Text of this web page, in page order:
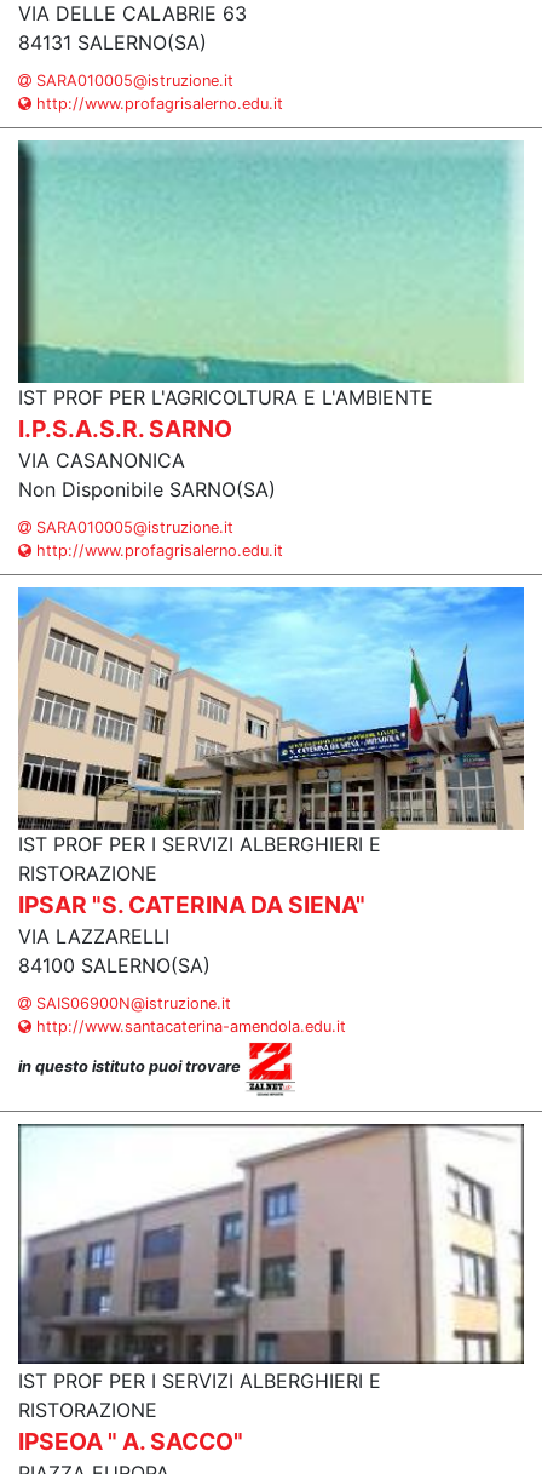
VIA DELLE CALABRIE 63
84131 SALERNO(SA)
SARA010005@istruzione.it
http://www.profagrisalerno.edu.it
IST PROF PER L'AGRICOLTURA E L'AMBIENTE
I.P.S.A.S.R. SARNO
VIA CASANONICA
Non Disponibile SARNO(SA)
SARA010005@istruzione.it
http://www.profagrisalerno.edu.it
IST PROF PER I SERVIZI ALBERGHIERI E
RISTORAZIONE
IPSAR "S. CATERINA DA SIENA"
VIA LAZZARELLI
84100 SALERNO(SA)
SAIS06900N@istruzione.it
http://www.santacaterina-amendola.edu.it
in questo istituto puoi trovare
IST PROF PER I SERVIZI ALBERGHIERI E
RISTORAZIONE
IPSEOA " A. SACCO"